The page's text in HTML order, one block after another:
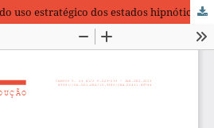
O “lamento ritual”, ou do uso estratégico dos estados hipnóticos na crise de luto